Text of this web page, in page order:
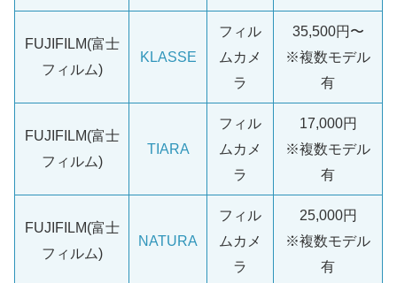
FUJIFILM(富士
フィルム)
KLASSE
フィル
ムカメ
ラ
35,500円〜
※複数モデル
有
FUJIFILM(富士
フィルム)
TIARA
フィル
ムカメ
ラ
17,000円
※複数モデル
有
FUJIFILM(富士
フィルム)
NATURA
フィル
ムカメ
ラ
25,000円
※複数モデル
有